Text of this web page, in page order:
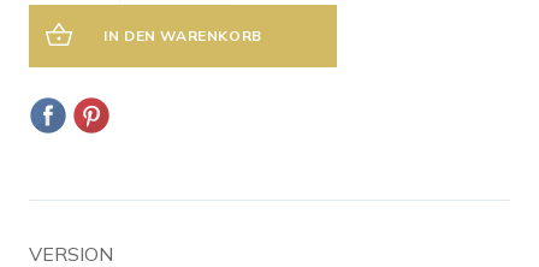
IN DEN WARENKORB
VERSION